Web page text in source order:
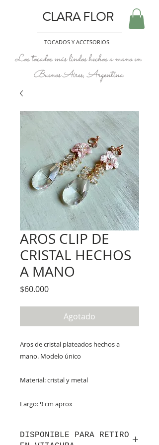
CLARA FLOR
TOCADOS Y ACCESORIOS
Los tocados más lindos hechos a mano en
Buenos Aires, Argentina
AROS CLIP DE
CRISTAL HECHOS
A MANO
$60.000Precio
Agotado
Aros de cristal plateados hechos a
mano. Modelo único
Material: cristal y metal
Largo: 9 cm aprox
DISPONIBLE PARA RETIRO